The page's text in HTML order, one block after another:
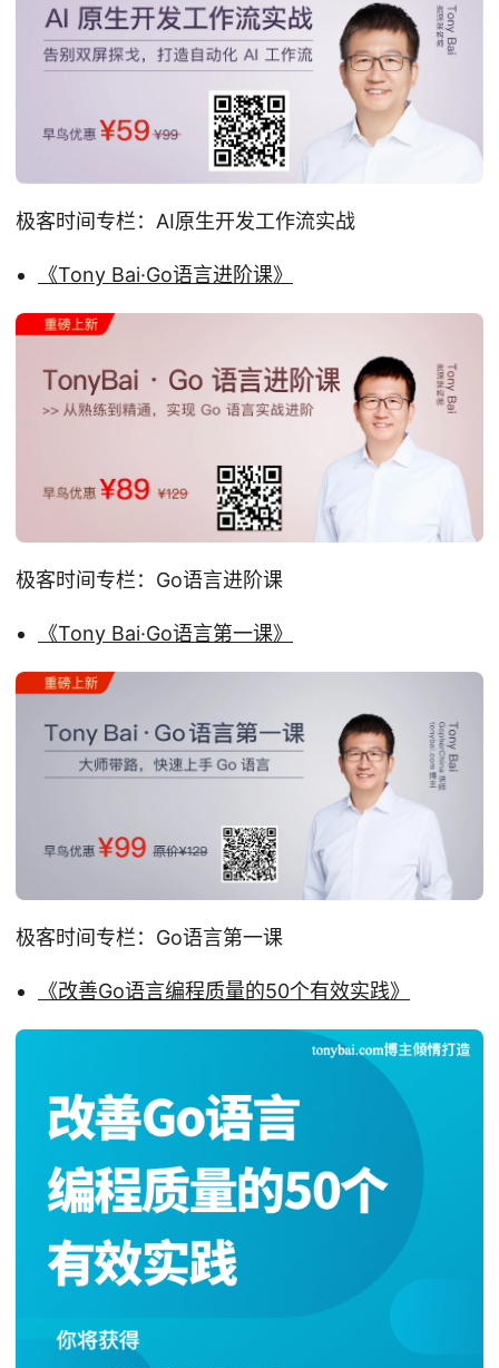
极客时间专栏：AI原生开发工作流实战
《Tony Bai·Go语言进阶课》
极客时间专栏：Go语言进阶课
《Tony Bai·Go语言第一课》
极客时间专栏：Go语言第一课
《改善Go语言编程质量的50个有效实践》